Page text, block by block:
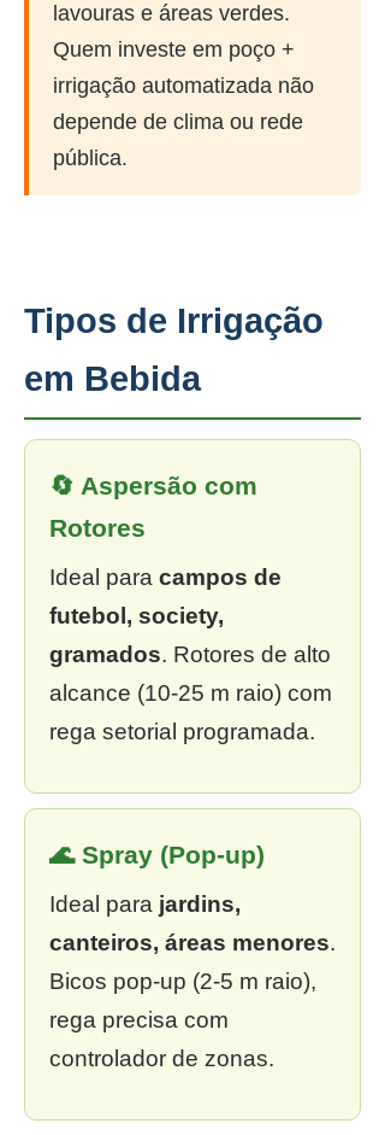
lavouras e áreas verdes.
Quem investe em poço +
irrigação automatizada não
depende de clima ou rede
pública.
Tipos de Irrigação
em Bebida
🔄 Aspersão com
Rotores
Ideal para campos de
futebol, society,
gramados. Rotores de alto
alcance (10-25 m raio) com
rega setorial programada.
🌊 Spray (Pop-up)
Ideal para jardins,
canteiros, áreas menores.
Bicos pop-up (2-5 m raio),
rega precisa com
controlador de zonas.